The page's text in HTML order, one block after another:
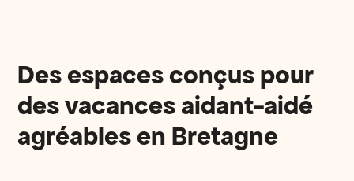
Des espaces conçus pour
des vacances aidant-aidé
agréables en Bretagne